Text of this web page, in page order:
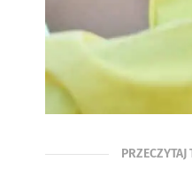
PRZECZYTAJ